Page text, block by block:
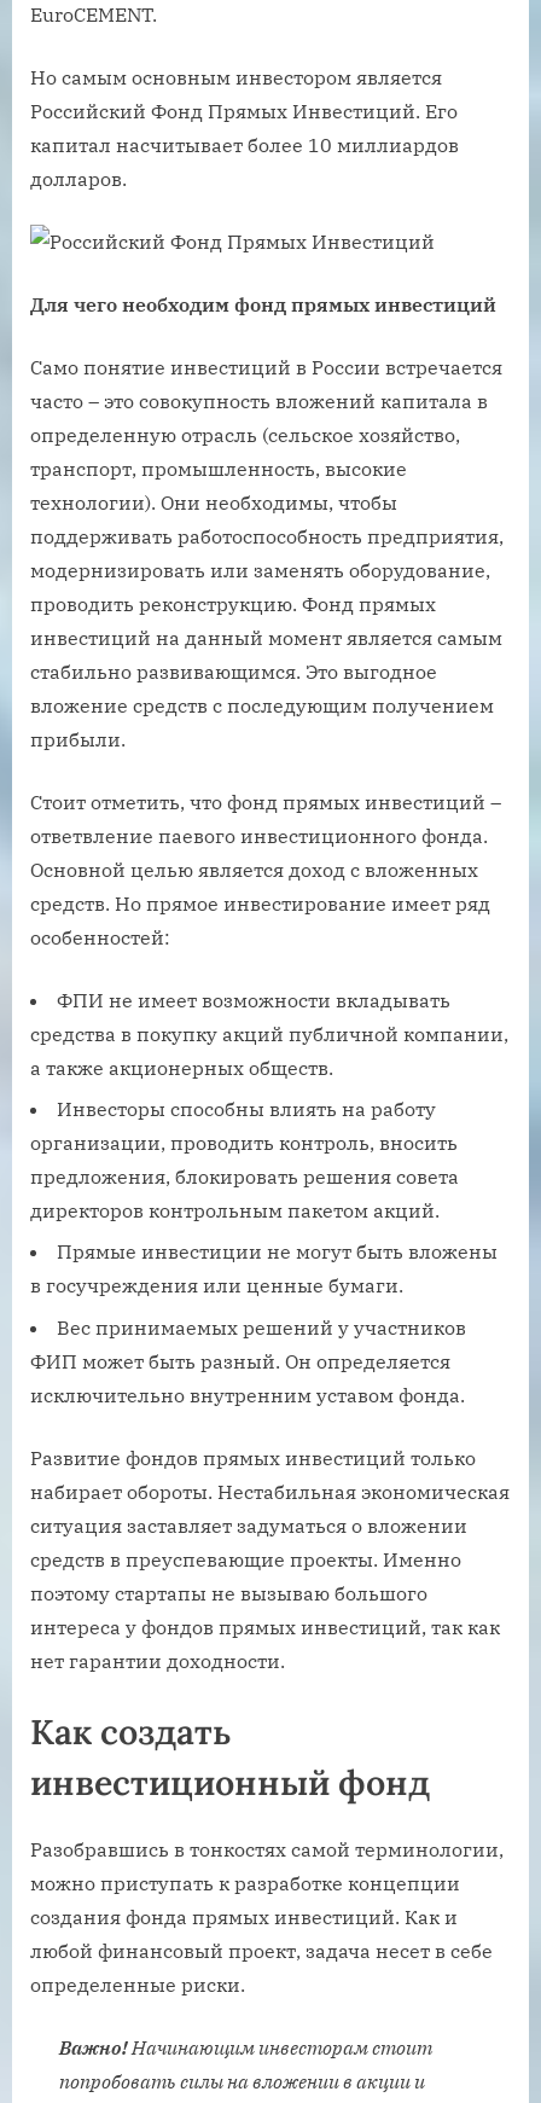
EuroCEMENT.
Но самым основным инвестором является
Российский Фонд Прямых Инвестиций. Его
капитал насчитывает более 10 миллиардов
долларов.
Для чего необходим фонд прямых инвестиций
Само понятие инвестиций в России встречается
часто – это совокупность вложений капитала в
определенную отрасль (сельское хозяйство,
транспорт, промышленность, высокие
технологии). Они необходимы, чтобы
поддерживать работоспособность предприятия,
модернизировать или заменять оборудование,
проводить реконструкцию. Фонд прямых
инвестиций на данный момент является самым
стабильно развивающимся. Это выгодное
вложение средств с последующим получением
прибыли.
Стоит отметить, что фонд прямых инвестиций –
ответвление паевого инвестиционного фонда.
Основной целью является доход с вложенных
средств. Но прямое инвестирование имеет ряд
особенностей:
ФПИ не имеет возможности вкладывать
средства в покупку акций публичной компании,
а также акционерных обществ.
Инвесторы способны влиять на работу
организации, проводить контроль, вносить
предложения, блокировать решения совета
директоров контрольным пакетом акций.
Прямые инвестиции не могут быть вложены
в госучреждения или ценные бумаги.
Вес принимаемых решений у участников
ФИП может быть разный. Он определяется
исключительно внутренним уставом фонда.
Развитие фондов прямых инвестиций только
набирает обороты. Нестабильная экономическая
ситуация заставляет задуматься о вложении
средств в преуспевающие проекты. Именно
поэтому стартапы не вызываю большого
интереса у фондов прямых инвестиций, так как
нет гарантии доходности.
Как создать
инвестиционный фонд
Разобравшись в тонкостях самой терминологии,
можно приступать к разработке концепции
создания фонда прямых инвестиций. Как и
любой финансовый проект, задача несет в себе
определенные риски.
Важно!Начинающим инвесторам стоит
попробовать силы на вложении в акции и